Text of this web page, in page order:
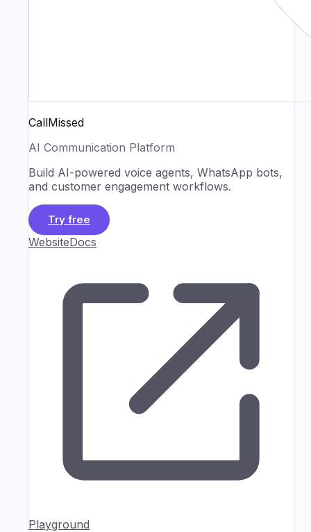
CallMissed
AI Communication Platform
Build AI-powered voice agents, WhatsApp bots,
and customer engagement workflows.
Try free
WebsiteDocs
Playground